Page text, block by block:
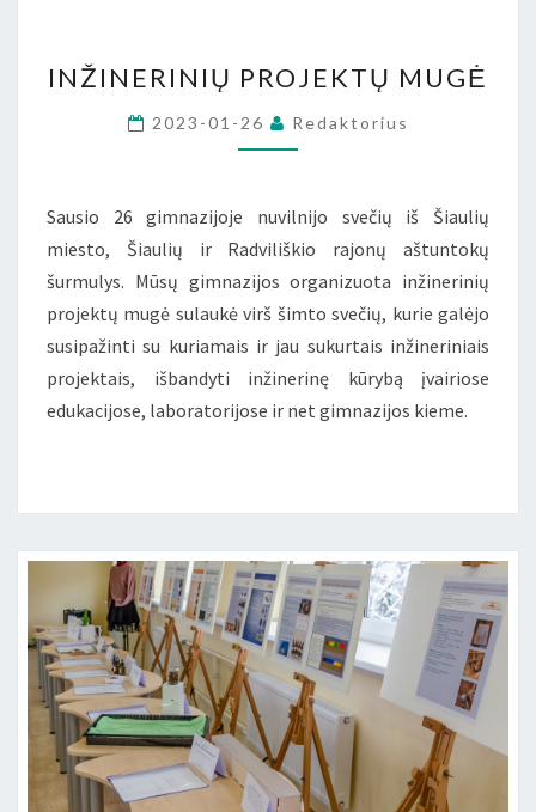
PROJEKTŲ
INŽINERINIŲ PROJEKTŲ MUGĖ
2023-01-26 Redaktorius
Sausio 26 gimnazijoje nuvilnijo svečių iš Šiaulių
miesto, Šiaulių ir Radviliškio rajonų aštuntokų
šurmulys. Mūsų gimnazijos organizuota inžinerinių
projektų mugė sulaukė virš šimto svečių, kurie galėjo
susipažinti su kuriamais ir jau sukurtais inžineriniais
projektais, išbandyti inžinerinę kūrybą įvairiose
edukacijose, laboratorijose ir net gimnazijos kieme.